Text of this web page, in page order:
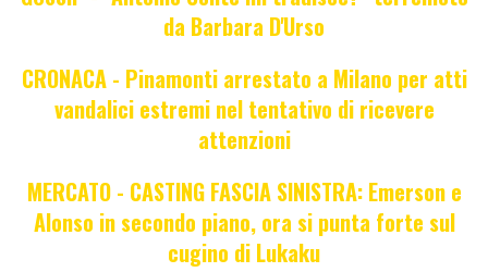
da Barbara D'Urso
CRONACA - Pinamonti arrestato a Milano per atti
vandalici estremi nel tentativo di ricevere
attenzioni
MERCATO - CASTING FASCIA SINISTRA: Emerson e
Alonso in secondo piano, ora si punta forte sul
cugino di Lukaku